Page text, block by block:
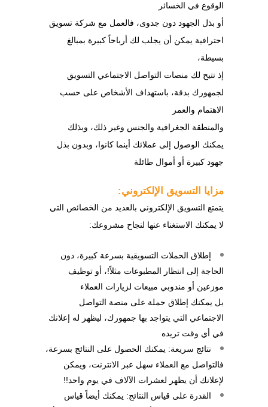
الوقوع في الخسائر
أو بذل الجهود دون جدوى، فالعمل مع شركة تسويق
احترافية يمكن أن يجلب لك أرباحاً كبيرة بمبالغ
بسيطة،
إذ تتيح لك منصات التواصل الاجتماعي التسويق
لجمهورك بدقة، باستهداف الأشخاص على حسب
الاهتمام والعمر
والمنطقة الجغرافية والجنس وغير ذلك، وبذلك
يمكنك الوصول إلى عملائك أينما كانوا، وبدون بذل
جهود كبيرة أو أموال طائلة
مزايا التسويق الإلكتروني:
يتمتع التسويق الإلكتروني بالعديد من الخصائص التي
لا يمكنك الاستغناء عنها لنجاح مشروعك:
إطلاق الحملات التسويقية بسرعة كبيرة، دون
الحاجة إلى انتظار المطبوعات مثلاً!، أو توظيف
موزعين أو مندوبي مبيعات لزيارات العملاء
بل يمكنك إطلاق حملة على منصة التواصل
الاجتماعي التي يتواجد بها جمهورك، ليظهر له إعلانك
في أي وقت تريده
نتائج سريعة: يمكنك الحصول على النتائج بسرعة،
فالتواصل مع العملاء سهل عبر الانترنت، ويمكن
لإعلانك أن يظهر لعشرات الآلاف في يوم واحد!!
القدرة على قياس النتائج: يمكنك أيضاً قياس